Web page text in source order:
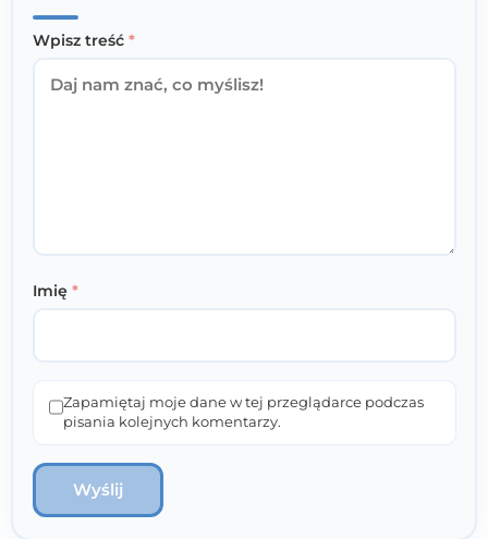
Wpisz treść *
Imię *
Zapamiętaj moje dane w tej przeglądarce podczas
pisania kolejnych komentarzy.